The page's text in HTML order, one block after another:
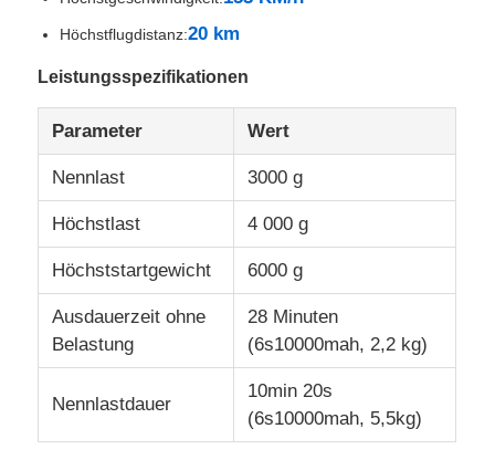
Qualitätskontrolle
KONTAKTIEREN SIE UNS
Neuigkeiten
Rechtssachen
Angebot anfordern
Höchstflugdistanz:20 km
Leistungsspezifikationen
Parameter Wert
Nennlast 3000 g
Höchstlast 4 000 g
Höchststartgewicht 6000 g
Ausdauerzeit ohne
Belastung
28 Minuten
(6s10000mah, 2,2 kg)
Nennlastdauer
10min 20s
(6s10000mah, 5,5kg)